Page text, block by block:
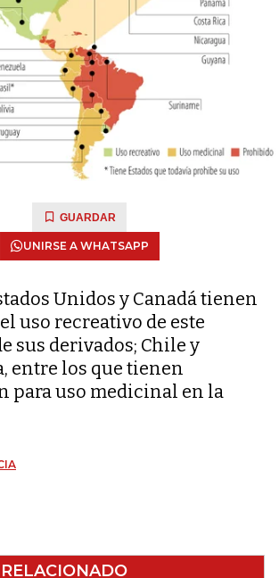
GUARDAR
UNIRSE A WHATSAPP
Unidos y Canadá tienen
uso recreativo de este
sus derivados; Chile y
entre los que tienen
para uso medicinal en la